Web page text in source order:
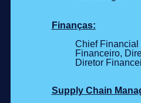
Finanças:
Chief Financial
Financeiro,
Diretor
Supply Chain